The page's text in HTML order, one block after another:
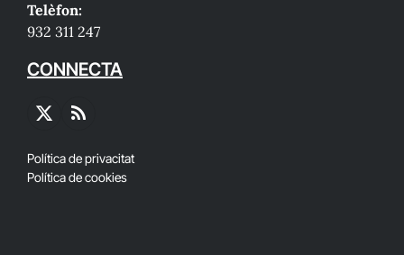
Telèfon:
932 311 247
CONNECTA
X
RSS
Política de privacitat
Política de cookies